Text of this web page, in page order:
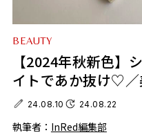
BEAUTY
【2024年秋新色】
イトであか抜け♡
24.08.10 24.08.22
執筆者： InRed編集部